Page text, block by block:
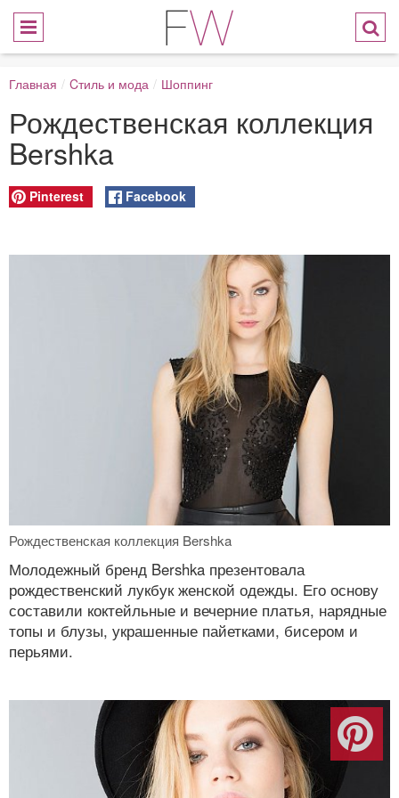
Главная / Cтиль и мода / Шоппинг
Рождественская коллекция
Bershka
Pinterest Facebook
Рождественская коллекция Bershka
Молодежный бренд Bershka презентовала
рождественский лукбук женской одежды. Его основу
составили коктейльные и вечерние платья, нарядные
топы и блузы, украшенные пайетками, бисером и
перьями.